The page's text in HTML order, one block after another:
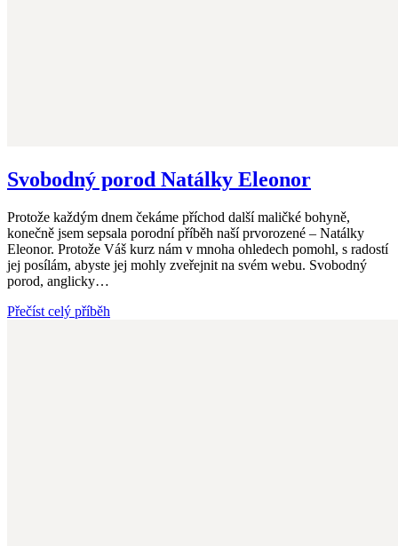
Svobodný porod Natálky Eleonor
Protože každým dnem čekáme příchod další maličké bohyně,
konečně jsem sepsala porodní příběh naší prvorozené – Natálky
Eleonor. Protože Váš kurz nám v mnoha ohledech pomohl, s radostí
jej posílám, abyste jej mohly zveřejnit na svém webu. Svobodný
porod, anglicky…
Přečíst celý příběh